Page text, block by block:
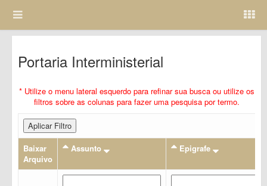
Portaria Interministerial
* Utilize o menu lateral esquerdo para refinar sua busca ou utilize os
filtros sobre as colunas para fazer uma pesquisa por termo.
Aplicar Filtro
Baixar
Arquivo
Assunto Epigrafe